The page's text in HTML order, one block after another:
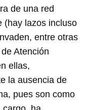
has de
de una red
(hay lazos incluso
entre otras
Atención
ellas,
la ausencia de
pues son como